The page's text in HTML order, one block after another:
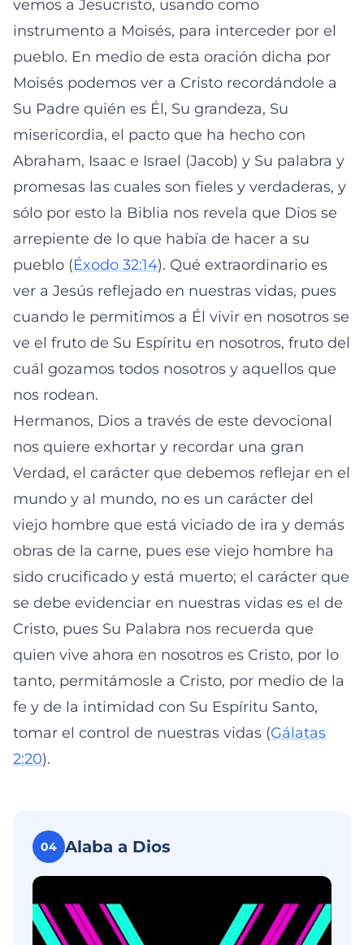
vemos a Jesucristo, usando como
instrumento a Moisés, para interceder por el
pueblo. En medio de esta oración dicha por
Moisés podemos ver a Cristo recordándole a
Su Padre quién es Él, Su grandeza, Su
misericordia, el pacto que ha hecho con
Abraham, Isaac e Israel (Jacob) y Su palabra y
promesas las cuales son fieles y verdaderas, y
sólo por esto la Biblia nos revela que Dios se
arrepiente de lo que había de hacer a su
pueblo (Éxodo 32:14). Qué extraordinario es
ver a Jesús reflejado en nuestras vidas, pues
cuando le permitimos a Él vivir en nosotros se
ve el fruto de Su Espíritu en nosotros, fruto del
cuál gozamos todos nosotros y aquellos que
nos rodean.
Hermanos, Dios a través de este devocional
nos quiere exhortar y recordar una gran
Verdad, el carácter que debemos reflejar en el
mundo y al mundo, no es un carácter del
viejo hombre que está viciado de ira y demás
obras de la carne, pues ese viejo hombre ha
sido crucificado y está muerto; el carácter que
se debe evidenciar en nuestras vidas es el de
Cristo, pues Su Palabra nos recuerda que
quien vive ahora en nosotros es Cristo, por lo
tanto, permitámosle a Cristo, por medio de la
fe y de la intimidad con Su Espíritu Santo,
tomar el control de nuestras vidas (Gálatas
2:20).
04 Alaba a Dios